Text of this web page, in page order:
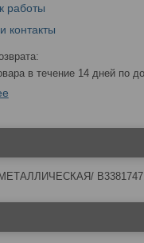
работы
контакты
в течение 14 дней по
В33817471/